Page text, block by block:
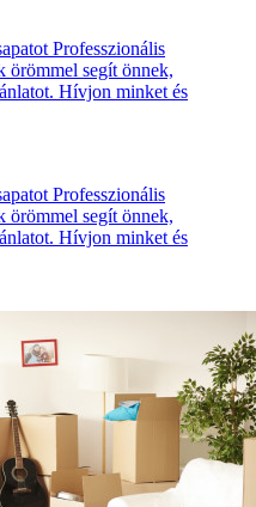
Professzionális
örömmel segít önnek,
Hívjon minket és
Professzionális
örömmel segít önnek,
Hívjon minket és